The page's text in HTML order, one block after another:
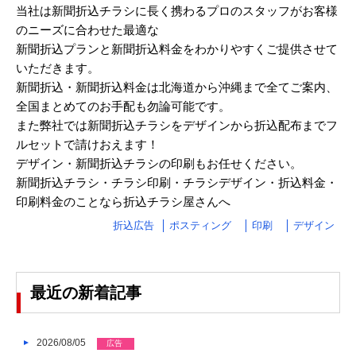
2023/04
2023/03
2023/02
2023/01
2022/12
2022/11
2022/10
2022/07
2022/06
2022/05
当社は新聞折込チラシに長く携わるプロのスタッフがお客様
のニーズに合わせた最適な
新聞折込プランと新聞折込料金をわかりやすくご提供させて
いただきます。
新聞折込・新聞折込料金は北海道から沖縄まで全てご案内、
全国まとめてのお手配も勿論可能です。
また弊社では新聞折込チラシをデザインから折込配布までフ
ルセットで請けおえます！
デザイン・新聞折込チラシの印刷もお任せください。
新聞折込チラシ・チラシ印刷・チラシデザイン・折込料金・
印刷料金のことなら折込チラシ屋さんへ
折込広告 ポスティング 印刷 デザイン
最近の新着記事
2026/08/05 広告